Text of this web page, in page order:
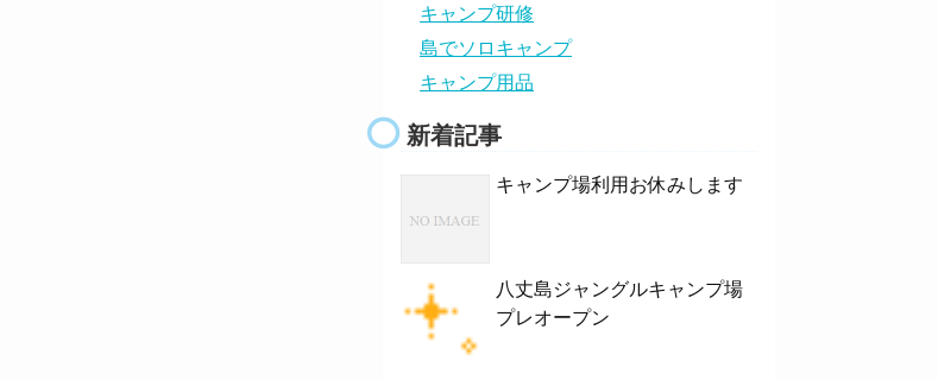
キャンプ研修
島でソロキャンプ
キャンプ用品
新着記事
キャンプ場利用お休みします
八丈島ジャングルキャンプ場
プレオープン